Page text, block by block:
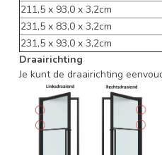
211,5 x 93,0 x 3,2cm
231,5 x 83,0 x 3,2cm
231,5 x 93,0 x 3,2cm
Draairichting
Je kunt de draairichting